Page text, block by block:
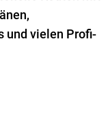
und vielen Profi-